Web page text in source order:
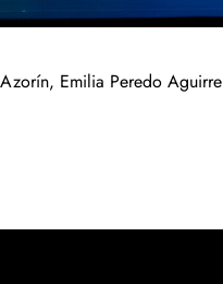
Emilia Peredo Aguirre